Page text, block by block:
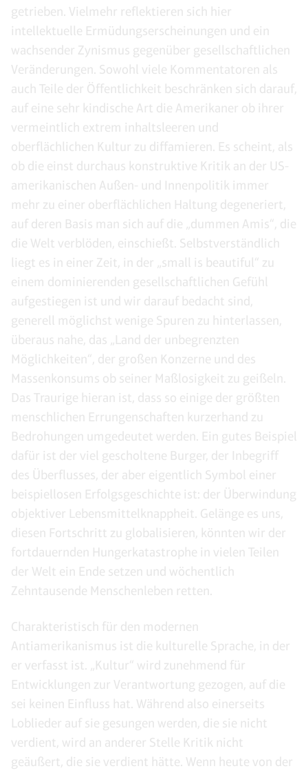
getrieben. Vielmehr reflektieren sich hier
intellektuelle Ermüdungserscheinungen und ein
wachsender Zynismus gegenüber gesellschaftlichen
Veränderungen. Sowohl viele Kommentatoren als
auch Teile der Öffentlichkeit beschränken sich darauf,
auf eine sehr kindische Art die Amerikaner ob ihrer
vermeintlich extrem inhaltsleeren und
oberflächlichen Kultur zu diffamieren. Es scheint, als
ob die einst durchaus konstruktive Kritik an der US-
amerikanischen Außen- und Innenpolitik immer
mehr zu einer oberflächlichen Haltung degeneriert,
auf deren Basis man sich auf die „dummen Amis“, die
die Welt verblöden, einschießt. Selbstverständlich
liegt es in einer Zeit, in der „small is beautiful“ zu
einem dominierenden gesellschaftlichen Gefühl
aufgestiegen ist und wir darauf bedacht sind,
generell möglichst wenige Spuren zu hinterlassen,
überaus nahe, das „Land der unbegrenzten
Möglichkeiten“, der großen Konzerne und des
Massenkonsums ob seiner Maßlosigkeit zu geißeln.
Das Traurige hieran ist, dass so einige der größten
menschlichen Errungenschaften kurzerhand zu
Bedrohungen umgedeutet werden. Ein gutes Beispiel
dafür ist der viel gescholtene Burger, der Inbegriff
des Überflusses, der aber eigentlich Symbol einer
beispiellosen Erfolgsgeschichte ist: der Überwindung
objektiver Lebensmittelknappheit. Gelänge es uns,
diesen Fortschritt zu globalisieren, könnten wir der
fortdauernden Hungerkatastrophe in vielen Teilen
der Welt ein Ende setzen und wöchentlich
Zehntausende Menschenleben retten.
Charakteristisch für den modernen
Antiamerikanismus ist die kulturelle Sprache, in der
er verfasst ist. „Kultur“ wird zunehmend für
Entwicklungen zur Verantwortung gezogen, auf die
sei keinen Einfluss hat. Während also einerseits
Loblieder auf sie gesungen werden, die sie nicht
verdient, wird an anderer Stelle Kritik nicht
geäußert, die sie verdient hätte. Wenn heute von der